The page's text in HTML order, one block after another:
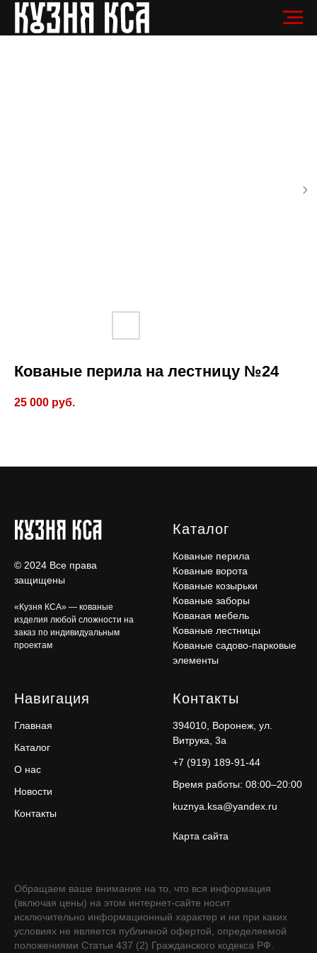
Кованые перила на лестницу №24
25 000 руб.
© 2024 Все права
защищены
«Кузня КСА» — кованые
изделия любой сложности на
заказ по индивидуальным
проектам
Каталог
Кованые перила
Кованые ворота
Кованые козырьки
Кованые заборы
Кованая мебель
Кованые лестницы
Кованые садово-парковые
элементы
Навигация
Главная
Каталог
О нас
Новости
Контакты
Контакты
394010, Воронеж, ул.
Витрука, 3а
+7 (919) 189-91-44
Время работы: 08:00–20:00
kuznya.ksa@yandex.ru
Карта сайта
Обращаем ваше внимание на то, что вся информация
(включая цены) на этом интернет-сайте носит
исключительно информационный характер и ни при каких
условиях не является публичной офертой, определяемой
положениями Статьи 437 (2) Гражданского кодекса РФ.